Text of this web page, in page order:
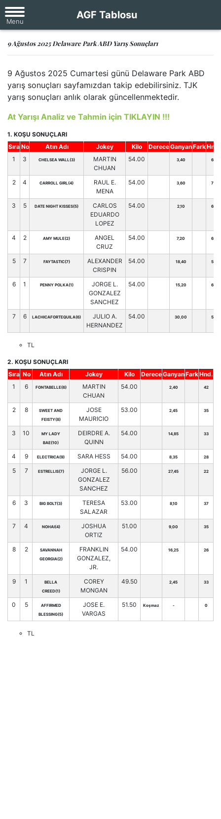
AGF Tablosu
9 Ağustos 2025 Delaware Park ABD Yarış Sonuçları
9 Ağustos 2025 Cumartesi günü Delaware Park ABD
yarış sonuçları sayfamızdan takip edebilirsiniz. TJK
yarış sonuçları anlık olarak güncellenmektedir.
At Yarışı Analiz ve Tahmin için TIKLAYIN !!!
1. KOŞU SONUÇLARI
Sıra No Atın Adı Jokey Kilo DereceGanyanFarkHnd.
1
3 CHELSEA WALL(3)
MARTIN
CHUAN
54.00 3,40 69
2 4 CARROLL GIRL(4)
RAUL E.
MENA
54.00 3,60 71
3 5 DATE NIGHT KISSES(5)
CARLOS
EDUARDO
LOPEZ
54.00 2,10 66
4 2 AMY MULE(2)
ANGEL
CRUZ
54.00 7,20 65
5 7 FAYTASTIC(7)
ALEXANDER
CRISPIN
54.00 18,40 58
6 1 PENNY POLKA(1)
JORGE L.
GONZALEZ
SANCHEZ
54.00 15,20 66
7 6 LACHICAFORTEQUILA(6)
JULIO A.
HERNANDEZ
54.00 30,00 55
TL
2. KOŞU SONUÇLARI
Sıra No Atın Adı Jokey Kilo DereceGanyanFarkHnd.
1
6 FONTABELLE(6)
MARTIN
CHUAN
54.00 2,40 42
2 8
SWEET AND
FEISTY(8)
JOSE
MAURICIO
53.00 2,45 35
3 10
MY LADY
BAE(10)
DEIRDRE A.
QUINN
54.00 14,85 33
4 9 ELECTRICA(9) SARA HESS 54.00 8,35 28
5 7 ESTRELLIS(7)
JORGE L.
GONZALEZ
SANCHEZ
56.00 27,45 22
6 3 BIG BOLT(3)
TERESA
SALAZAR
53.00 8,10 37
7 4 NOHAI(4)
JOSHUA
ORTIZ
51.00 9,00 35
8 2
SAVANNAH
GEORGIA(2)
FRANKLIN
GONZALEZ,
JR.
54.00 16,25 26
9 1
BELLA
CREED(1)
COREY
MONGAN
49.50 2,45 33
0 5
AFFIRMED
BLESSING(5)
JOSE E.
VARGAS
51.50 Koşmaz - 0
TL